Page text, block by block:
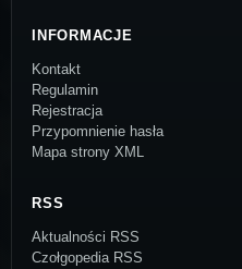
INFORMACJE
Kontakt
Regulamin
Rejestracja
Przypomnienie hasła
Mapa strony XML
RSS
Aktualności RSS
Czołgopedia RSS